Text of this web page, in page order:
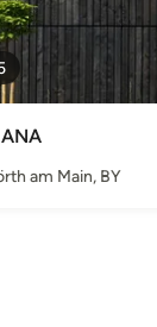
am Main, BY